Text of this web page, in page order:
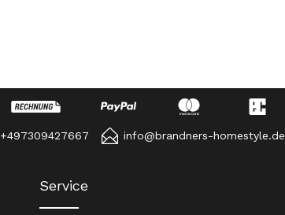
+497309427667 info@brandners-homestyle.de
Service